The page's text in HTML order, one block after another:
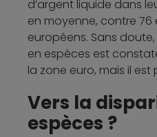
d’argent liquide dans
en moyenne, contre 76
européens. Sans
en espèces est
la zone euro, mais il est
Vers la
espèces ?